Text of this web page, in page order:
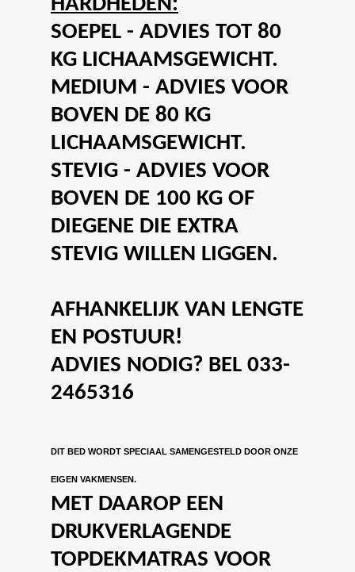
SOEPEL - ADVIES TOT 80
KG LICHAAMSGEWICHT.
MEDIUM - ADVIES VOOR
BOVEN DE 80 KG
LICHAAMSGEWICHT.
STEVIG - ADVIES VOOR
BOVEN DE 100 KG OF
DIEGENE DIE EXTRA
STEVIG WILLEN LIGGEN.
AFHANKELIJK VAN LENGTE
EN POSTUUR!
ADVIES NODIG? BEL 033-
2465316
DIT BED WORDT SPECIAAL SAMENGESTELD DOOR ONZE
EIGEN VAKMENSEN.
MET DAAROP EEN
DRUKVERLAGENDE
TOPDEKMATRAS VOOR